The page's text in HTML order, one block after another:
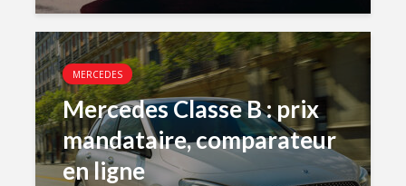
MERCEDES
Mercedes Classe B : prix
mandataire, comparateur
en ligne